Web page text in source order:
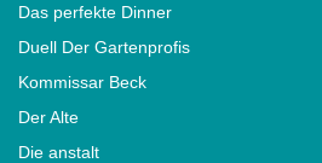
Das perfekte Dinner
Duell Der Gartenprofis
Kommissar Beck
Der Alte
Die anstalt